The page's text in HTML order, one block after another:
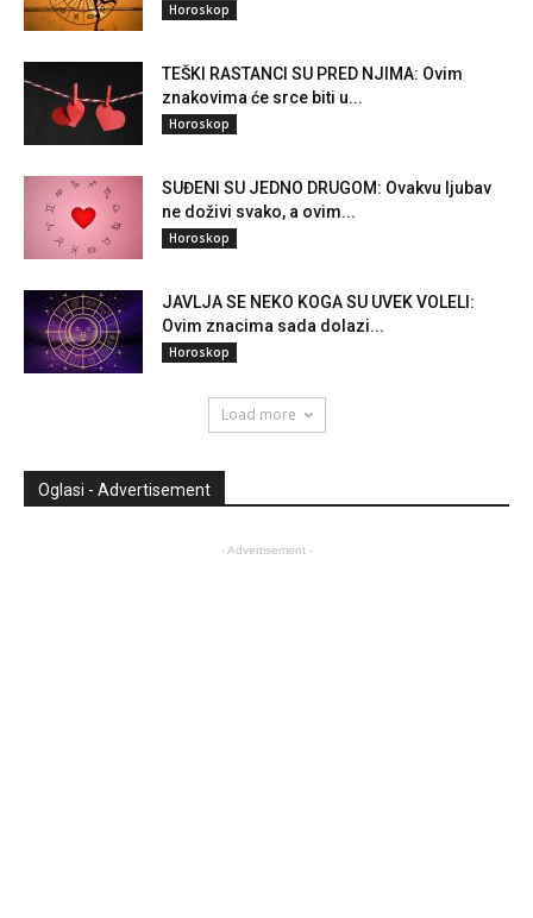
Horoskop
TEŠKI RASTANCI SU PRED NJIMA: Ovim
znakovima će srce biti u...
Horoskop
SUĐENI SU JEDNO DRUGOM: Ovakvu ljubav
ne doživi svako, a ovim...
Horoskop
JAVLJA SE NEKO KOGA SU UVEK VOLELI:
Ovim znacima sada dolazi...
Horoskop
Load more
Oglasi - Advertisement
- Advertisement -